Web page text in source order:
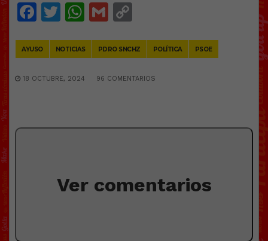
Facebook
Twitter
WhatsApp
Gmail
AYUSO NOTICIAS PDRO SNCHZ POLÍTICA PSOE
18 OCTUBRE, 2024 96 COMENTARIOS
Ver comentarios